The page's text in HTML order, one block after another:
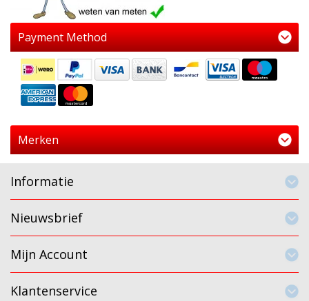
Payment Method
Merken
Informatie
Nieuwsbrief
Mijn Account
Klantenservice